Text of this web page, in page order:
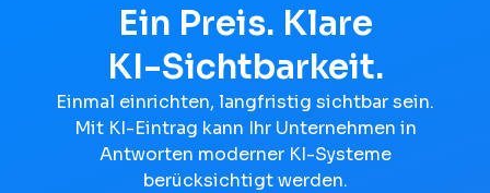
Ein Preis. Klare
KI-Sichtbarkeit.
Einmal einrichten, langfristig sichtbar sein.
Mit KI-Eintrag kann Ihr Unternehmen in
Antworten moderner KI-Systeme
berücksichtigt werden.